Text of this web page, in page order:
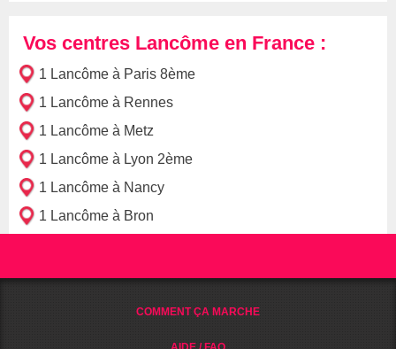
Vos centres Lancôme en France :
1 Lancôme à Paris 8ème
1 Lancôme à Rennes
1 Lancôme à Metz
1 Lancôme à Lyon 2ème
1 Lancôme à Nancy
1 Lancôme à Bron
COMMENT ÇA MARCHE